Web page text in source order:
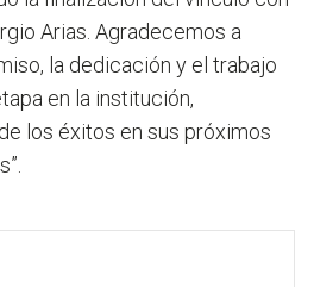
Arias. Agradecemos a
la dedicación y el trabajo
en la institución,
los éxitos en sus próximos